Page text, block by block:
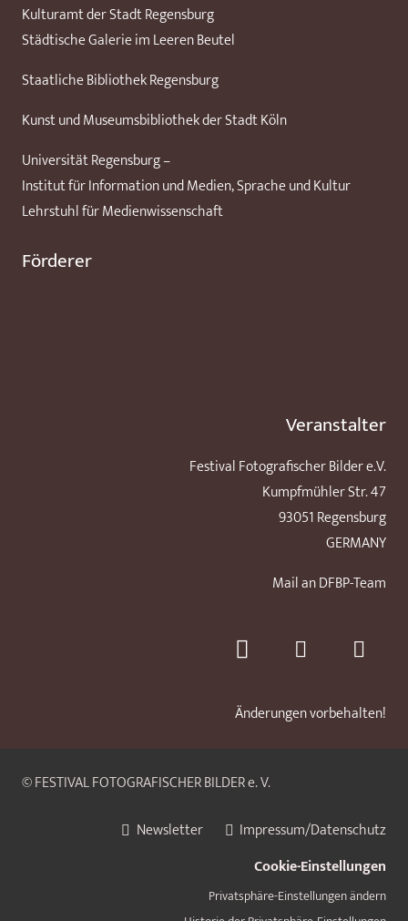
Kulturamt der Stadt Regensburg
Städtische Galerie im Leeren Beutel
Staatliche Bibliothek Regensburg
Kunst und Museumsbibliothek der Stadt Köln
Universität Regensburg –
Institut für Information und Medien, Sprache und Kultur
Lehrstuhl für Medienwissenschaft
Förderer
Veranstalter
Festival Fotografischer Bilder e.V.
Kumpfmühler Str. 47
93051 Regensburg
GERMANY
Mail an DFBP-Team
Änderungen vorbehalten!
© FESTIVAL FOTOGRAFISCHER BILDER e. V.
Newsletter
Impressum/Datenschutz
Cookie-Einstellungen
Privatsphäre-Einstellungen ändern